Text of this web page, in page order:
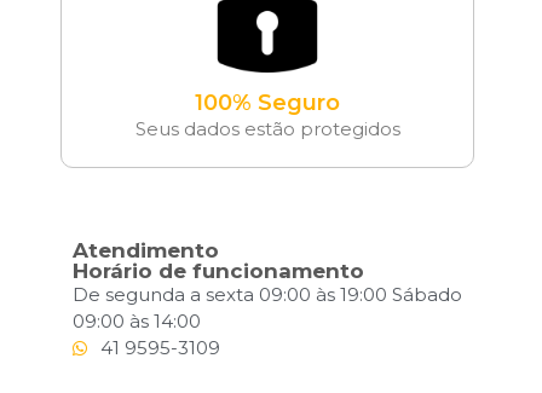
100% Seguro
Seus dados estão protegidos
Atendimento
Horário de funcionamento
De segunda a sexta 09:00 às 19:00 Sábado
09:00 às 14:00
41 9595-3109